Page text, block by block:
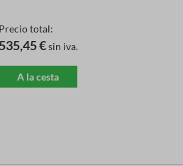
total:
€sin iva.
A la cesta